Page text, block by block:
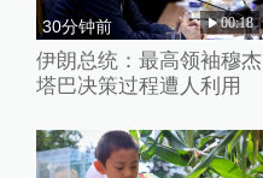
30分钟前 00:18
伊朗总统：最高领袖穆杰
塔巴决策过程遭人利用